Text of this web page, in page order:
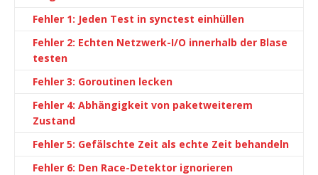
Fehler 1: Jeden Test in synctest einhüllen
Fehler 2: Echten Netzwerk-I/O innerhalb der Blase
testen
Fehler 3: Goroutinen lecken
Fehler 4: Abhängigkeit von paketweiterem
Zustand
Fehler 5: Gefälschte Zeit als echte Zeit behandeln
Fehler 6: Den Race-Detektor ignorieren